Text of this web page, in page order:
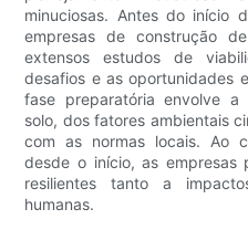
minuciosas. Antes do início
empresas de construção
extensos estudos de
desafios e as oportunidades
fase preparatória envolve
solo, dos fatores ambientais
com as normas locais. Ao
desde o início, as empresas
resilientes tanto a
humanas.